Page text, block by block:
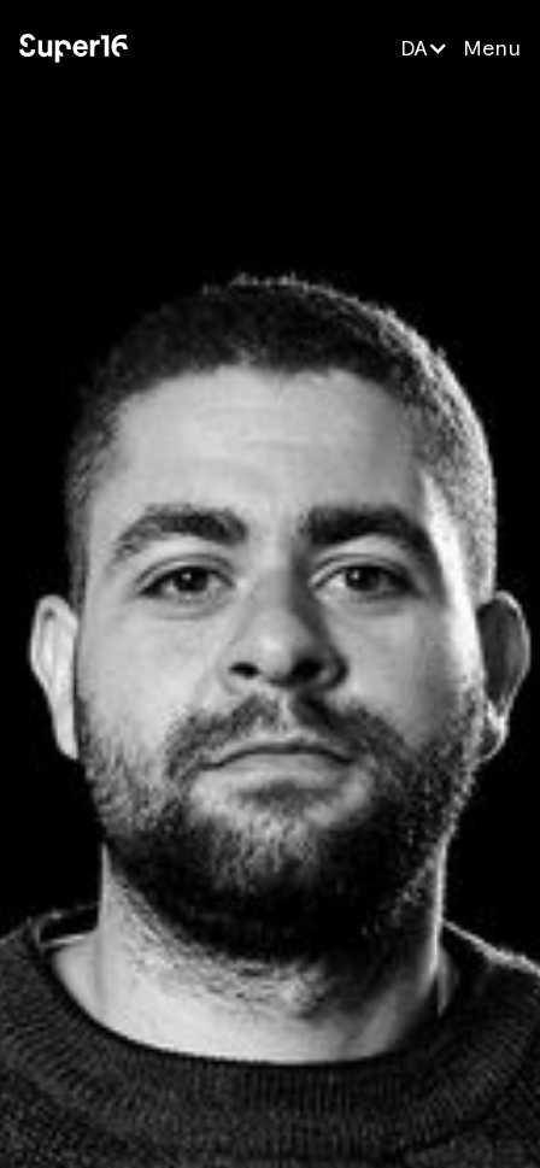
DA Menu